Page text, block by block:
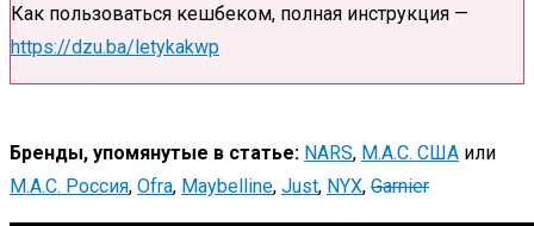
Как пользоваться кешбеком, полная инструкция —
https://dzu.ba/letykakwp
Бренды, упомянутые в статье: NARS, M.A.C. США или
M.A.C. Россия, Ofra, Maybelline, Just, NYX, Garnier